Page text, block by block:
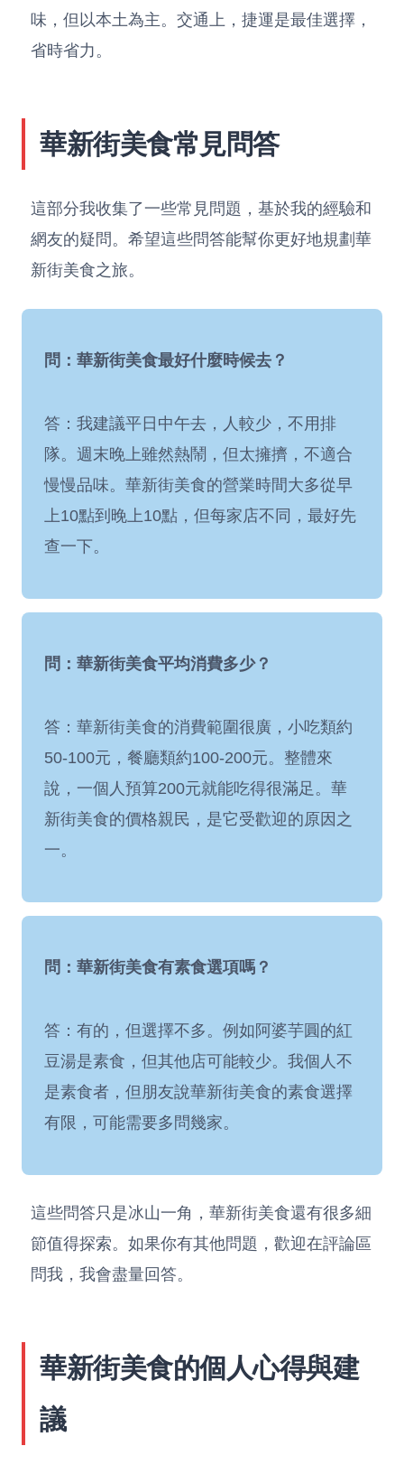
味，但以本土為主。交通上，捷運是最佳選擇，
省時省力。
華新街美食常見問答
這部分我收集了一些常見問題，基於我的經驗和
網友的疑問。希望這些問答能幫你更好地規劃華
新街美食之旅。
問：華新街美食最好什麼時候去？
答：我建議平日中午去，人較少，不用排
隊。週末晚上雖然熱鬧，但太擁擠，不適合
慢慢品味。華新街美食的營業時間大多從早
上10點到晚上10點，但每家店不同，最好先
查一下。
問：華新街美食平均消費多少？
答：華新街美食的消費範圍很廣，小吃類約
50-100元，餐廳類約100-200元。整體來
說，一個人預算200元就能吃得很滿足。華
新街美食的價格親民，是它受歡迎的原因之
一。
問：華新街美食有素食選項嗎？
答：有的，但選擇不多。例如阿婆芋圓的紅
豆湯是素食，但其他店可能較少。我個人不
是素食者，但朋友說華新街美食的素食選擇
有限，可能需要多問幾家。
這些問答只是冰山一角，華新街美食還有很多細
節值得探索。如果你有其他問題，歡迎在評論區
問我，我會盡量回答。
華新街美食的個人心得與建
議